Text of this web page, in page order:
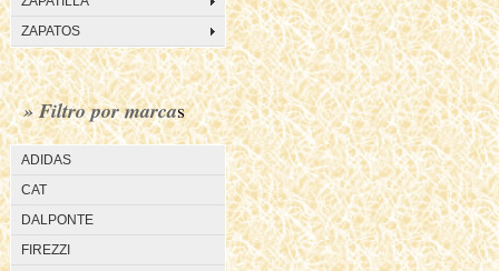
ZAPATOS
» Filtro por marcas
ADIDAS
CAT
DALPONTE
FIREZZI